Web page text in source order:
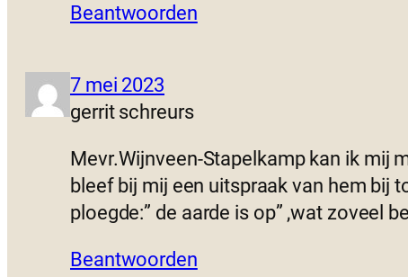
Beantwoorden
7 mei 2023
gerrit schreurs
Mevr.Wijnveen-Stapelkamp kan ik mij
bleef bij mij een uitspraak van hem bij
ploegde:” de aarde is op” ,wat zoveel
Beantwoorden